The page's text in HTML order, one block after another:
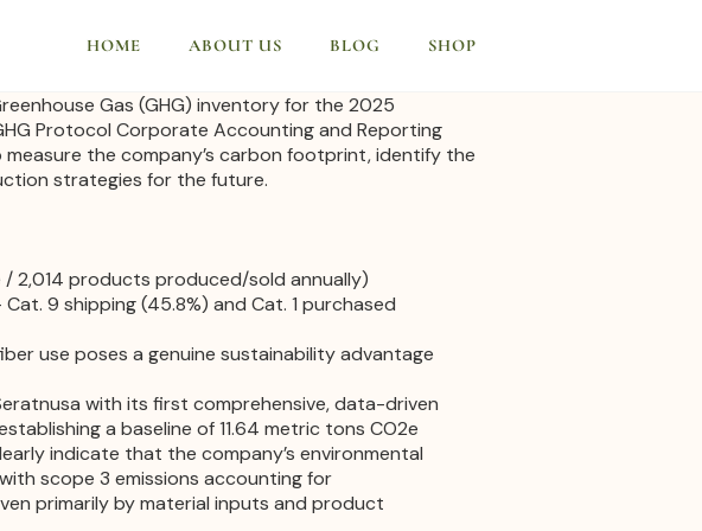
HOME ABOUT US BLOG SHOP
Gas (GHG) inventory for the 2025
Protocol Corporate Accounting and Reporting
the company’s carbon footprint, identify the
strategies for the future.
/ 2,014 products produced/sold annually)
9 shipping (45.8%) and Cat. 1 purchased
use poses a genuine sustainability advantage
with its first comprehensive, data-driven
a baseline of 11.64 metric tons CO2e
indicate that the company’s environmental
scope 3 emissions accounting for
primarily by material inputs and product